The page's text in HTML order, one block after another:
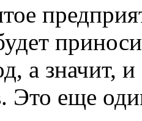
а значит,
Это еще